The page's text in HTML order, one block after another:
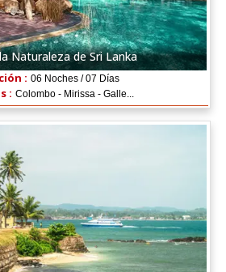
Naturaleza de Sri Lanka
: 06 Noches / 07 Días
: Colombo - Mirissa - Galle...